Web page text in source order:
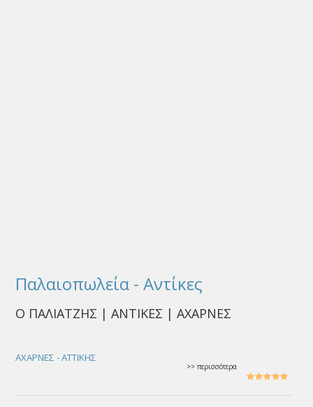
Παλαιοπωλεία - Αντίκες
Ο ΠΑΛΙΑΤΖΗΣ | ΑΝΤΙΚΕΣ | ΑΧΑΡΝΕΣ
ΑΧΑΡΝΕΣ - ΑΤΤΙΚΗΣ
>> περισσότερα